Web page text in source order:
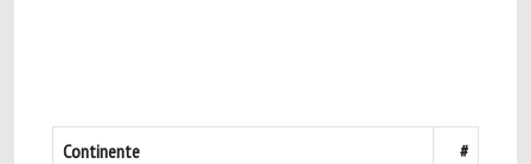
Continente #